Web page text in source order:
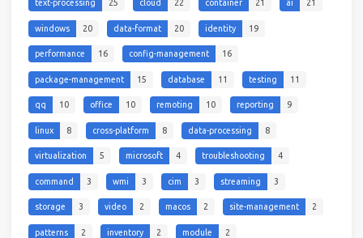
text-processing 25 cloud 22 container 21 ai 21
windows 20 data-format 20 identity 19
performance 16 config-management 16
package-management 15 database 11 testing 11
qq 10 office 10 remoting 10 reporting 9
linux 8 cross-platform 8 data-processing 8
virtualization 5 microsoft 4 troubleshooting 4
command 3 wmi 3 cim 3 streaming 3
storage 3 video 2 macos 2 site-management 2
patterns 2 inventory 2 module 2